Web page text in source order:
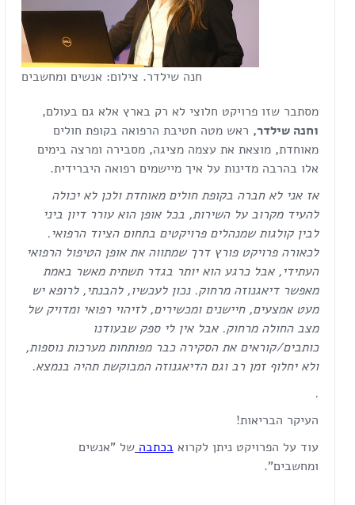
חנה שילדר. צילום: אנשים ומחשבים
מסתבר שזו פרויקט חלוצי לא רק בארץ אלא גם בעולם,
וחנה שילדר, ראש מטה חטיבת הרפואה בקופת חולים
מאוחדת, מוצאת את עצמה מציגה, מסבירה ומרצה בימים
אלו בהרבה מדינות על איך מיישמים רפואה היברידית.
אז אני לא חברה בקופת חולים מאוחדת ולכן לא יכולה
להעיד מקרוב על השירות, בכל אופן הוא עורר דיון ביני
לבין קולגות שמנהלים פרויקטים בתחום הציוד הרפואי.
לכאורה פרויקט פורץ דרך שמתווה את אופן הטיפול הרפואי
העתידי, אבל כרגע הוא יותר בגדר תשתית מאשר באמת
מאפשר דיאגנוזה מרחוק. נכון לעכשיו,להבנתי, לרופא יש
מעט אמצעים, חיישנים ומכשירים, לזיהוי רפואי ומדויק של
מצב החולה מרחוק. אבל אין לי ספק שבעודנו
כותבים/קוראים את הסקירה כבר מפותחות מערכות נוספות,
ולא יחלוף זמן רב וגם הדיאגנוזה המבוקשת תהיה בנמצא.
.
העיקר הבריאות!
עוד על הפרויקט ניתן לקרוא בכתבה של "אנשים
ומחשבים".